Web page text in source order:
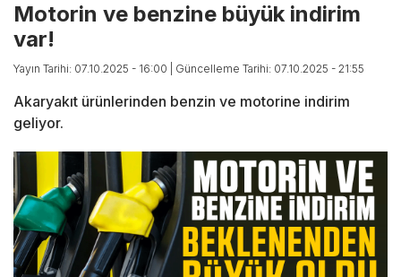
Motorin ve benzine büyük indirim
var!
Yayın Tarihi: 07.10.2025 - 16:00 | Güncelleme Tarihi: 07.10.2025 - 21:55
Akaryakıt ürünlerinden benzin ve motorine indirim
geliyor.